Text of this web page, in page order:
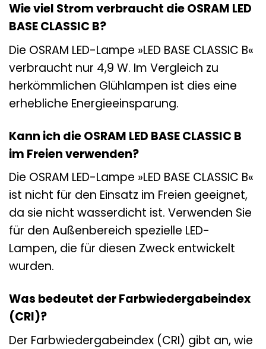
Wie viel Strom verbraucht die OSRAM LED
BASE CLASSIC B?
Die OSRAM LED-Lampe »LED BASE CLASSIC B«
verbraucht nur 4,9 W. Im Vergleich zu
herkömmlichen Glühlampen ist dies eine
erhebliche Energieeinsparung.
Kann ich die OSRAM LED BASE CLASSIC B
im Freien verwenden?
Die OSRAM LED-Lampe »LED BASE CLASSIC B«
ist nicht für den Einsatz im Freien geeignet,
da sie nicht wasserdicht ist. Verwenden Sie
für den Außenbereich spezielle LED-
Lampen, die für diesen Zweck entwickelt
wurden.
Was bedeutet der Farbwiedergabeindex
(CRI)?
Der Farbwiedergabeindex (CRI) gibt an, wie